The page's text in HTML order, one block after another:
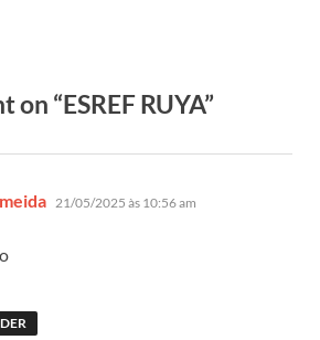
“ESREF RUYA”
disse:
21/05/2025 às 10:56 am